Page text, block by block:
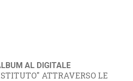
AL DIGITALE
ATTRAVERSO LE